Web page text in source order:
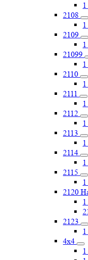
2108
2109
21099
2110
2111
2112
2113
2114
2115
2120
2123
4х4